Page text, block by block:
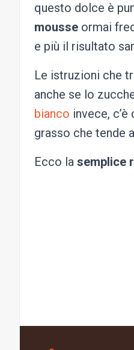
questo dolce è
mousse ormai
e più il risultato
Le istruzioni che
anche se lo
bianco invece,
grasso che tende
Ecco la semplice